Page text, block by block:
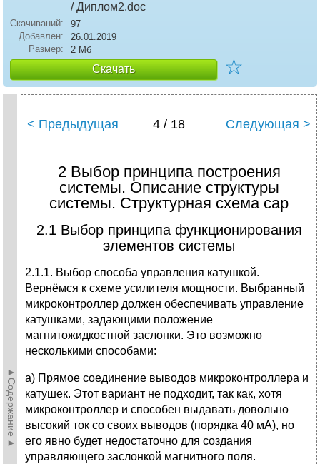
/ Диплом2.doc
Скачиваний:
97
Добавлен:
26.01.2019
Размер:
2 Мб
Скачать ☆
►Содержание►
< Предыдущая 4 / 18 Следующая >
2 Выбор принципа построения
системы. Описание структуры
системы. Структурная схема сар
2.1 Выбор принципа функционирования
элементов системы
2.1.1. Выбор способа управления катушкой.
Вернёмся к схеме усилителя мощности. Выбранный
микроконтроллер должен обеспечивать управление
катушками, задающими положение
магнитожидкостной заслонки. Это возможно
несколькими способами:
а) Прямое соединение выводов микроконтроллера и
катушек. Этот вариант не подходит, так как, хотя
микроконтроллер и способен выдавать довольно
высокий ток со своих выводов (порядка 40 мА), но
его явно будет недостаточно для создания
управляющего заслонкой магнитного поля.